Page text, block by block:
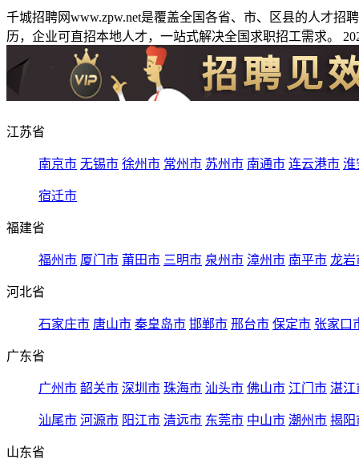
千城招聘网www.zpw.net是覆盖全国各省、市、区县的人才
历，企业可直招本地人才，一站式解决全国求职招工需求。
江苏省
南京市 无锡市 徐州市 常州市 苏州市 南通市 连云港市 淮
宿迁市
福建省
福州市 厦门市 莆田市 三明市 泉州市 漳州市 南平市 龙岩
河北省
石家庄市 唐山市 秦皇岛市 邯郸市 邢台市 保定市 张家口
广东省
广州市 韶关市 深圳市 珠海市 汕头市 佛山市 江门市 湛江
汕尾市 河源市 阳江市 清远市 东莞市 中山市 潮州市 揭阳
山东省